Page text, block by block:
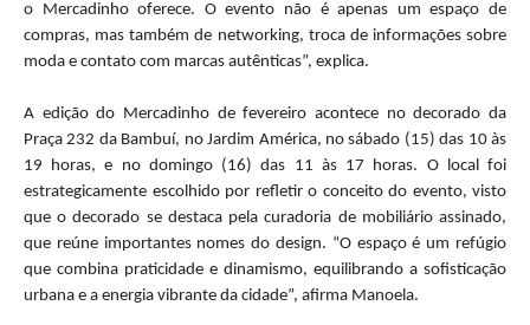
o Mercadinhooferece. O evento não é apenas um espaço de
compras, mas também de networking, troca de informações sobre
moda e contato com marcas autênticas”, explica.
A edição do Mercadinho de fevereiro acontece no decorado da
Praça 232 da Bambuí, no Jardim América, no sábado (15) das 10 às
19 horas, e no domingo (16) das 11 às 17 horas. O local foi
estrategicamente escolhido por refletir o conceito do evento, visto
que o decorado se destaca pela curadoria de mobiliário assinado,
que reúne importantes nomes do design. “O espaço é um refúgio
que combina praticidade e dinamismo, equilibrando a sofisticação
urbana e a energia vibrante da cidade”, afirma Manoela.